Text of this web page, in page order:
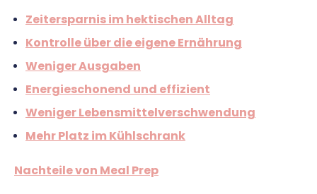
Weitere Tools & Vorlagen
Vergleiche
Steuerberatung
Software
Deals
Zeitersparnis im hektischen Alltag
Kontrolle über die eigene Ernährung
Weniger Ausgaben
Energieschonend und effizient
Weniger Lebensmittelverschwendung
Mehr Platz im Kühlschrank
Nachteile von Meal Prep